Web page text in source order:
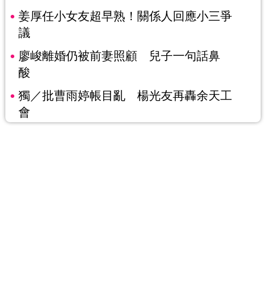
姜厚任小女友超早熟！關係人回應小三爭
議
廖峻離婚仍被前妻照顧 兒子一句話鼻
酸
獨／批曹雨婷帳目亂 楊光友再轟余天工
會